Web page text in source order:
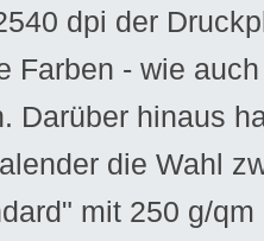
dpi der
Farben - wie
Darüber hinaus
die Wahl
mit 250 g/